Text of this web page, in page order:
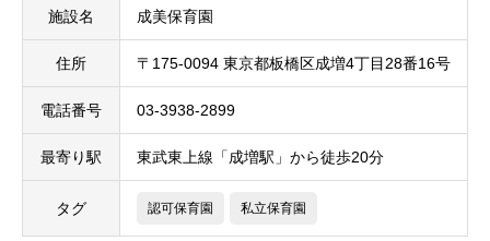
施設名 成美保育園
住所 〒175-0094 東京都板橋区成増4丁目28番16号
電話番号 03-3938-2899
最寄り駅 東武東上線「成増駅」から徒歩20分
タグ 認可保育園 私立保育園